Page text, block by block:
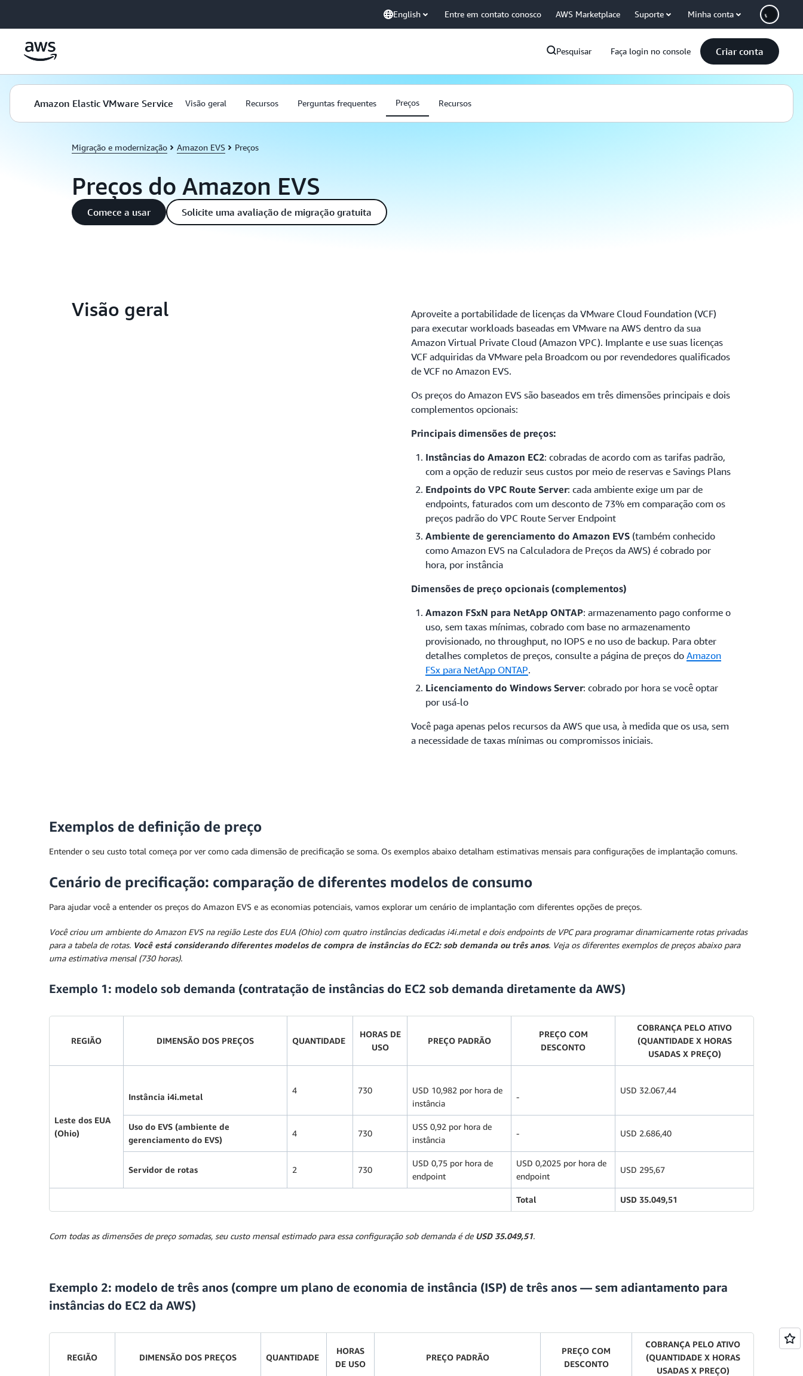
English Entre em contato conosco AWS Marketplace Suporte Minha conta
Pesquisar Faça login no console Criar conta
Amazon Elastic VMware Service Visão geral Recursos Perguntas frequentes Preços Recursos
Migração e modernização Amazon EVS Preços
Preços do Amazon EVS
Comece a usar Solicite uma avaliação de migração gratuita
Visão geral
Aproveite a portabilidade de licenças da VMware Cloud Foundation (VCF)
para executar workloads baseadas em VMware na AWS dentro da sua
Amazon Virtual Private Cloud (Amazon VPC). Implante e use suas licenças
VCF adquiridas da VMware pela Broadcom ou por revendedores qualificados
de VCF no Amazon EVS.
Os preços do Amazon EVS são baseados em três dimensões principais e dois
complementos opcionais:
Principais dimensões de preços:
Instâncias do Amazon EC2: cobradas de acordo com as tarifas padrão,
com a opção de reduzir seus custos por meio de reservas e Savings Plans
Endpoints do VPC Route Server: cada ambiente exige um par de
endpoints, faturados com um desconto de 73% em comparação com os
preços padrão do VPC Route Server Endpoint
Ambiente de gerenciamento do Amazon EVS (também conhecido
como Amazon EVS na Calculadora de Preços da AWS) é cobrado por
hora, por instância
Dimensões de preço opcionais (complementos)
Amazon FSxN para NetApp ONTAP: armazenamento pago conforme o
uso, sem taxas mínimas, cobrado com base no armazenamento
provisionado, no throughput, no IOPS e no uso de backup. Para obter
detalhes completos de preços, consulte a página de preços do Amazon
FSx para NetApp ONTAP.
Licenciamento do Windows Server: cobrado por hora se você optar
por usá-lo
Você paga apenas pelos recursos da AWS que usa, à medida que os usa, sem
a necessidade de taxas mínimas ou compromissos iniciais.
Exemplos de definição de preço
Entender o seu custo total começa por ver como cada dimensão de precificação se soma. Os exemplos abaixo detalham estimativas mensais para configurações de implantação comuns.
Cenário de precificação: comparação de diferentes modelos de consumo
Para ajudar você a entender os preços do Amazon EVS e as economias potenciais, vamos explorar um cenário de implantação com diferentes opções de preços.
Você criou um ambiente do Amazon EVS na região Leste dos EUA (Ohio) com quatro instâncias dedicadas i4i.metal e dois endpoints de VPC para programar dinamicamente rotas privadas
para a tabela de rotas. Você está considerando diferentes modelos de compra de instâncias do EC2: sob demanda ou três anos. Veja os diferentes exemplos de preços abaixo para
uma estimativa mensal (730 horas).
Exemplo 1: modelo sob demanda (contratação de instâncias do EC2 sob demanda diretamente da AWS)
REGIÃO DIMENSÃO DOS PREÇOS QUANTIDADE
HORAS DE
USO
PREÇO PADRÃO
PREÇO COM
DESCONTO
COBRANÇA PELO ATIVO
(QUANTIDADE X HORAS
USADAS X PREÇO)
Leste dos EUA
(Ohio)
Instância i4i.metal
4 730
USD 10,982 por hora de
instância
-
USD 32.067,44
Uso do EVS (ambiente de
gerenciamento do EVS)
4 730
USS 0,92 por hora de
instância
- USD 2.686,40
Servidor de rotas 2 730
USD 0,75 por hora de
endpoint
USD 0,2025 por hora de
endpoint
USD 295,67
Total USD 35.049,51
Com todas as dimensões de preço somadas, seu custo mensal estimado para essa configuração sob demanda é de USD 35.049,51.
Exemplo 2: modelo de três anos (compre um plano de economia de instância (ISP) de três anos — sem adiantamento para
instâncias do EC2 da AWS)
REGIÃO DIMENSÃO DOS PREÇOS QUANTIDADE
HORAS
DE USO
PREÇO PADRÃO
PREÇO COM
DESCONTO
COBRANÇA PELO ATIVO
(QUANTIDADE X HORAS
USADAS X PREÇO)